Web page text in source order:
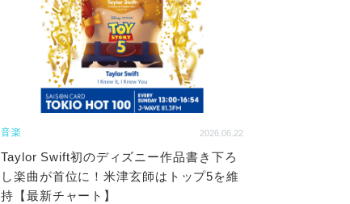
音楽 2026.06.22
Taylor Swift初のディズニー作品書き下ろ
し楽曲が首位に！米津玄師はトップ5を維
持【最新チャート】